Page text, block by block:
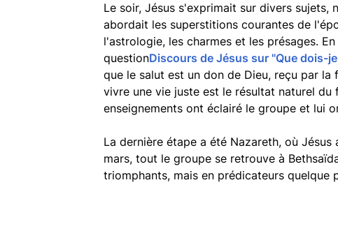
Le soir, Jésus s'exprimait sur divers sujets,
abordait les superstitions courantes de
l'astrologie, les charmes et les présages.
questionDiscours de Jésus sur "Que dois-
que le salut est un don de Dieu, reçu par
vivre une vie juste est le résultat naturel
enseignements ont éclairé le groupe et lui
La dernière étape a été Nazareth, où Jésus
mars, tout le groupe se retrouve à
triomphants, mais en prédicateurs quelque